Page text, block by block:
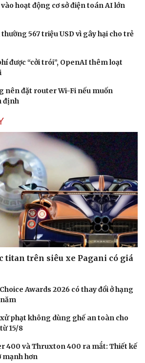
Giải trí
Nghệ sĩ
hoạt động cơ sở điện toán AI lớn
567 triệu USD vì gây hại cho trẻ
được “cởi trói”, OpenAI thêm loạt
nên đặt router Wi-Fi nếu muốn
định
titan trên siêu xe Pagani có giá
Awards 2026 có thay đổi ở hạng
phạt không dùng ghế an toàn cho
15/8
400 và Thruxton 400 ra mắt: Thiết kế
mạnh hơn